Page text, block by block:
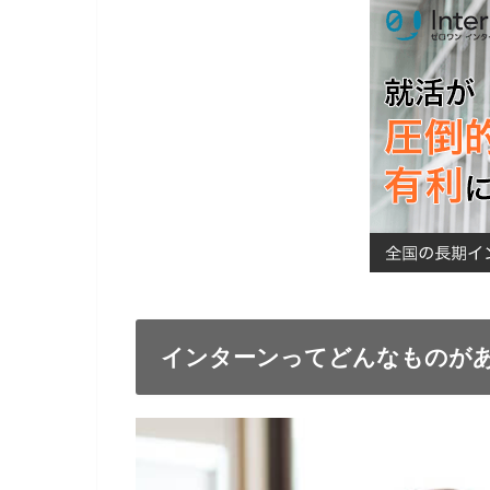
インターンってどんなものが